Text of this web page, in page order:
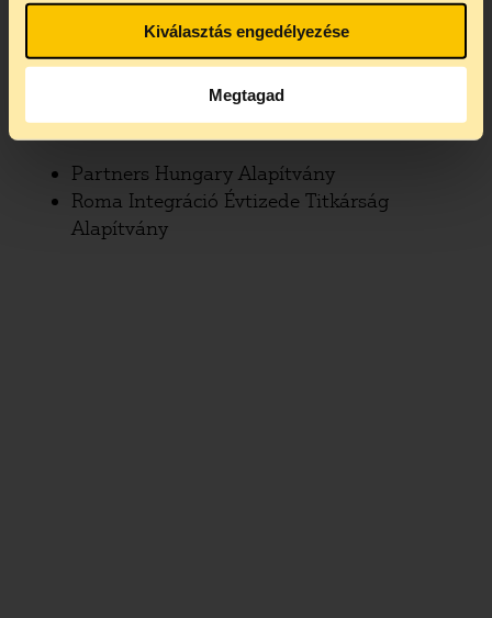
Kiválasztás engedélyezése
Megtagad
Támogató szervezet:
Koordináló szervezetek:
Partners Hungary Alapítvány
Roma Integráció Évtizede Titkárság
Alapítvány